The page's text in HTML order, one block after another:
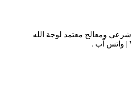
ومعالج معتمد لوجة الله